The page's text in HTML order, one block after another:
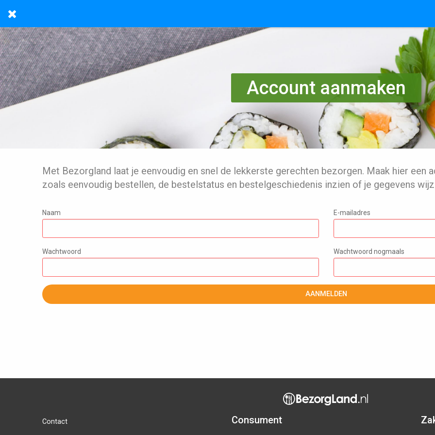
Account aanmaken
Met Bezorgland laat je eenvoudig en snel de lekkerste gerechten bezorgen. Maak hier een
zoals eenvoudig bestellen, de bestelstatus en bestelgeschiedenis inzien of je gegevens
Naam E-mailadres
Wachtwoord Wachtwoord nogmaals
AANMELDEN
Contact Consument